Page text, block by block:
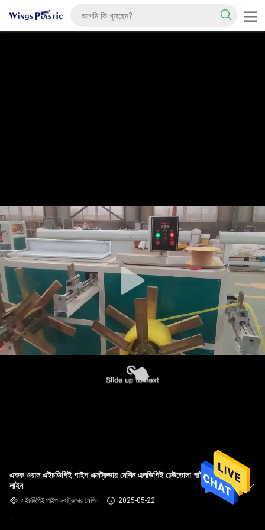
একক ওয়াল এইচডিপিই পাইপ এক্সট্রুডার মেশিন এলডিপিই ঢেউতোলা পাইপ উত্পাদন
লাইন
এইচডিপিই পাইপ এক্সট্রুডার মেশিন 2025-05-22